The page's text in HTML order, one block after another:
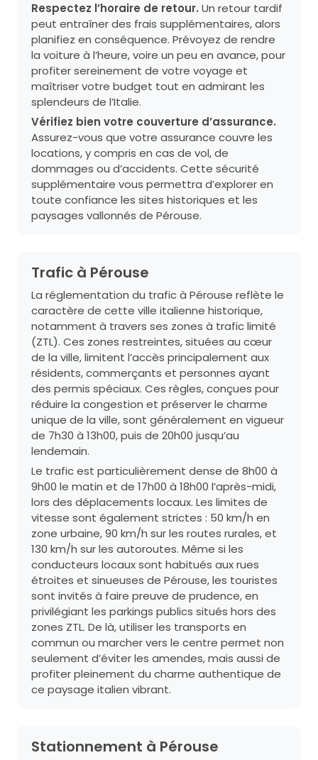
Respectez l’horaire de retour. Un retour tardif
peut entraîner des frais supplémentaires, alors
planifiez en conséquence. Prévoyez de rendre
la voiture à l’heure, voire un peu en avance, pour
profiter sereinement de votre voyage et
maîtriser votre budget tout en admirant les
splendeurs de l’Italie.
Vérifiez bien votre couverture d’assurance.
Assurez-vous que votre assurance couvre les
locations, y compris en cas de vol, de
dommages ou d’accidents. Cette sécurité
supplémentaire vous permettra d’explorer en
toute confiance les sites historiques et les
paysages vallonnés de Pérouse.
Trafic à Pérouse
La réglementation du trafic à Pérouse reflète le
caractère de cette ville italienne historique,
notamment à travers ses zones à trafic limité
(ZTL). Ces zones restreintes, situées au cœur
de la ville, limitent l’accès principalement aux
résidents, commerçants et personnes ayant
des permis spéciaux. Ces règles, conçues pour
réduire la congestion et préserver le charme
unique de la ville, sont généralement en vigueur
de 7h30 à 13h00, puis de 20h00 jusqu’au
lendemain.
Le trafic est particulièrement dense de 8h00 à
9h00 le matin et de 17h00 à 18h00 l’après-midi,
lors des déplacements locaux. Les limites de
vitesse sont également strictes : 50 km/h en
zone urbaine, 90 km/h sur les routes rurales, et
130 km/h sur les autoroutes. Même si les
conducteurs locaux sont habitués aux rues
étroites et sinueuses de Pérouse, les touristes
sont invités à faire preuve de prudence, en
privilégiant les parkings publics situés hors des
zones ZTL. De là, utiliser les transports en
commun ou marcher vers le centre permet non
seulement d’éviter les amendes, mais aussi de
profiter pleinement du charme authentique de
ce paysage italien vibrant.
Stationnement à Pérouse